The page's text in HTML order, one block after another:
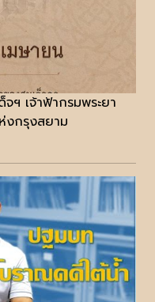
ฯ เจ้าฟ้ากรมพระยา
งกรุงสยาม